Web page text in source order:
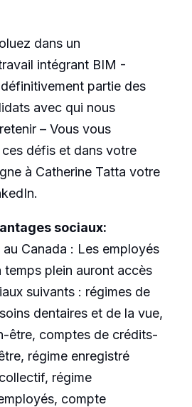
dans un
intégrant BIM -
partie des
avec qui nous
– Vous vous
défis et dans votre
à Catherine Tatta votre
sociaux:
Canada : Les employés
temps plein auront accès
suivants : régimes de
dentaires et de la vue,
être, comptes de crédits-
régime enregistré
régime
compte